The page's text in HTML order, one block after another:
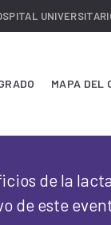
MAPA DEL
de la
de este